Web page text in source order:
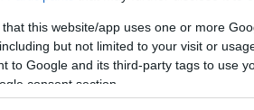
that this website/app uses one or more
but not limited to your visit or
to Google and its third-party tags to use
consent section.
the server or network failed or
not supported.